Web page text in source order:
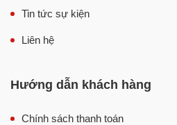
Tin tức sự kiện
Liên hệ
Hướng dẫn khách hàng
Chính sách thanh toán